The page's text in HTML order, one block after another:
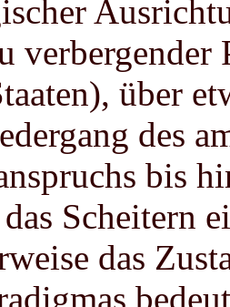
verbergender
über
des
bis
Scheitern
das